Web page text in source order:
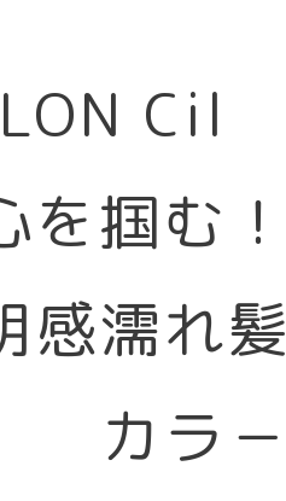
Cil
掴む！
感濡れ髪
カラ－